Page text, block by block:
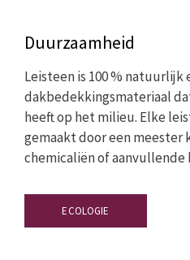
Duurzaamheid
Leisteen is 100 % natuurlijk
dakbedekkingsmateriaal
heeft op het milieu. Elke
gemaakt door een meester
chemicaliën of aanvullende
ECOLOGIE